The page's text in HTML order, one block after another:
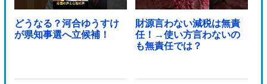
どうなる？河合ゆうすけ
が県知事選へ立候補！
財源言わない減税は無責
任！→使い方言わないの
も無責任では？